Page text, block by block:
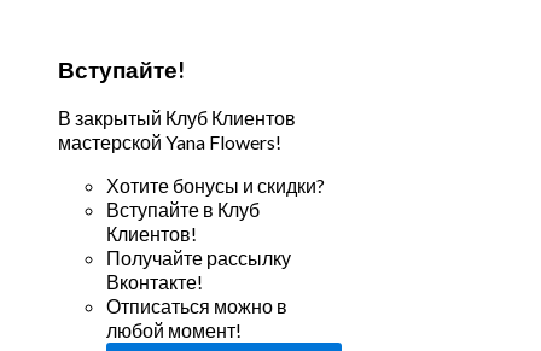
Вступайте!
В закрытый Клуб Клиентов
мастерской Yana Flowers!
Хотите бонусы и скидки?
Вступайте в Клуб
Клиентов!
Получайте рассылку
Вконтакте!
Отписаться можно в
любой момент!